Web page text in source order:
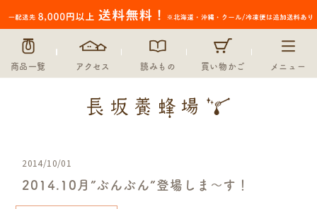
商品一覧 アクセス 読みもの 買い物かご メニュー
2014/10/01
2014.10月”ぶんぶん”登場しま～す！